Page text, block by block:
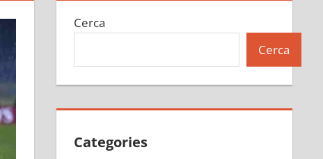
Cerca
Cerca
Categories